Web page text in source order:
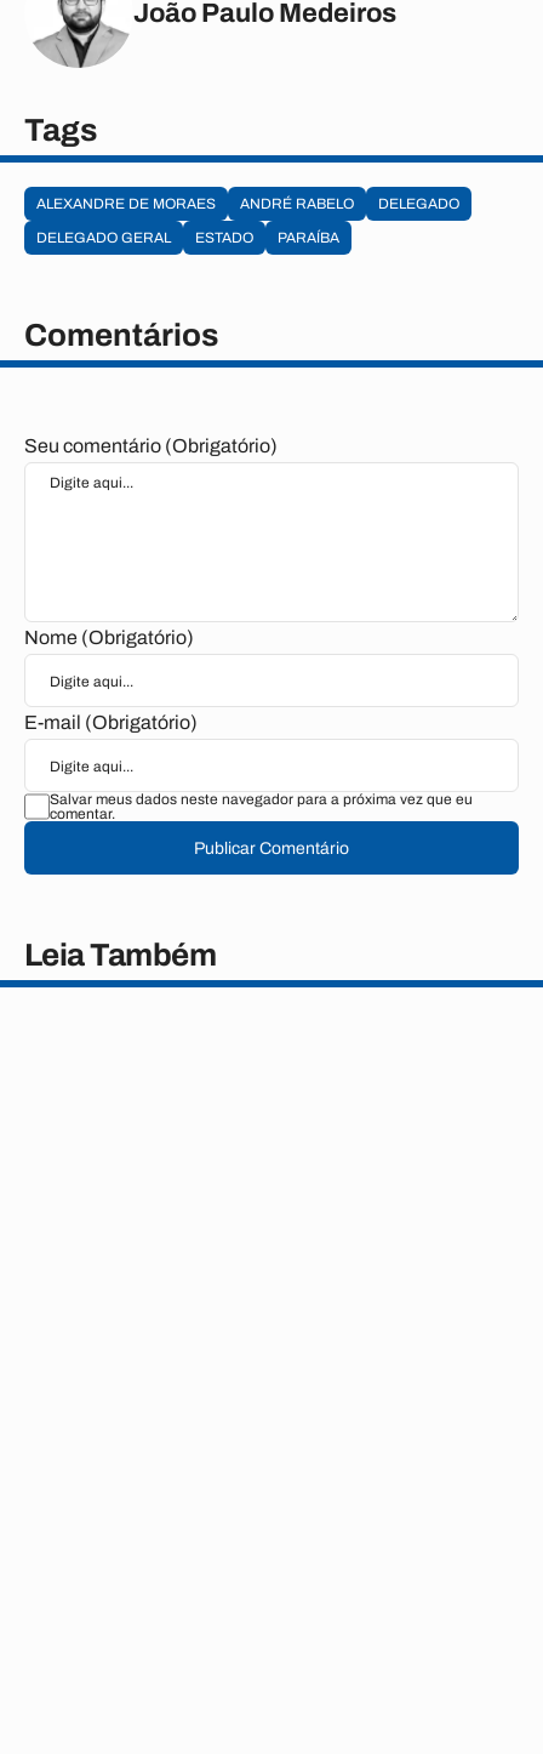
João Paulo Medeiros
Tags
ALEXANDRE DE MORAES ANDRÉ RABELO
DELEGADO
DELEGADO GERAL
ESTADO PARAÍBA
Comentários
Seu comentário (Obrigatório)
Nome (Obrigatório)
E-mail (Obrigatório)
Salvar meus dados neste navegador para a próxima vez que eu
comentar.
Publicar Comentário
Leia Também